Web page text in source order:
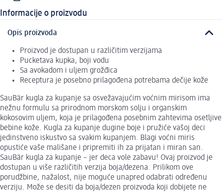
Informacije o proizvodu
Opis proizvoda
Proizvod je dostupan u različitim verzijama
Pucketava kupka, boji vodu
Sa avokadom i uljem grožđica
Receptura je posebno prilagođena potrebama dečije kože
SauBär kugla za kupanje sa osvežavajućim voćnim mirisom ima
nežnu formulu sa prirodnom morskom solju i organskim
kokosovim uljem, koja je prilagođena posebnim zahtevima osetljive
bebine kože. Kugla za kupanje dugine boje i pružiće vašoj deci
jedinstveno iskustvo sa svakim kupanjem. Blagi voćni miris
opustiće vaše mališane i pripremiti ih za prijatan i miran san.
SauBär kugla za kupanje – jer deca vole zabavu! Ovaj proizvod je
dostupan u više različitih verzija boja/dezena. Prilikom ove
porudžbine, nažalost, nije moguće unapred odabrati određenu
verziju. Može se desiti da boja/dezen proizvoda koji dobijete ne